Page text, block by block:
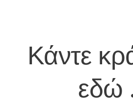
Κάντε
εδώ